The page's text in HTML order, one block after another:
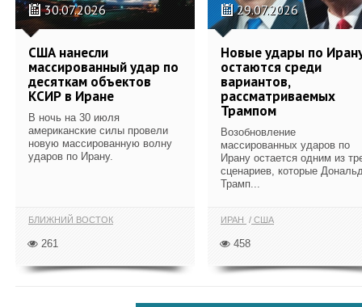
30.07.2026
США нанесли
массированный удар по
десяткам объектов
КСИР в Иране
В ночь на 30 июля
американские силы провели
новую массированную волну
ударов по Ирану.
БЛИЖНИЙ ВОСТОК
261
29.07.2026
Новые удары по
остаются среди
вариантов,
рассматриваемых
Трампом
Возобновление
массированных ударов по
Ирану остается одним из
сценариев, которые
Трамп...
ИРАН США
458